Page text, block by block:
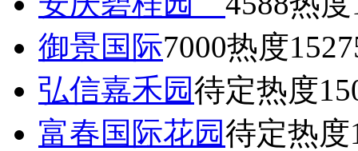
御景国际7000热度
弘信嘉禾园待定热度
富春国际花园待定热度